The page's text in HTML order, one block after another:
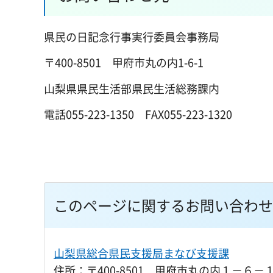
県民の日記念行事実行委員会事務局
〒400-8501 甲府市丸の内1-6-1
山梨県県民生活部県民生活総務課内
電話055-223-1350 FAX055-223-1320
このページに関するお問い合わ
山梨県総合県民支援局まなび支援課